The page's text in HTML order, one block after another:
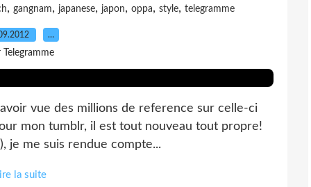
, gangnam, japanese, japon, oppa, style, telegramme
…
Telegramme
vue des millions de reference sur celle-ci
mon tumblr, il est tout nouveau tout propre!
je me suis rendue compte...
la suite